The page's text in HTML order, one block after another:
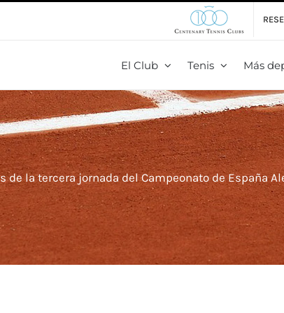
El Club Tenis Más
de la tercera jornada del Campeonato de España